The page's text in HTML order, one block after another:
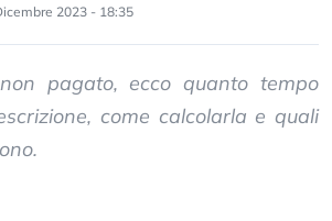
2023 - 18:35
pagato, ecco quanto tempo
come calcolarla e quali